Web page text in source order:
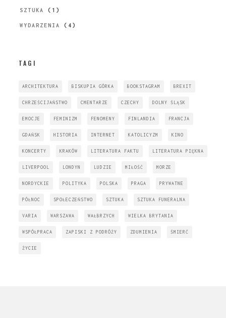
SZTUKA (1)
WYDARZENIA (4)
TAGI
ARCHITEKTURA BISKUPIA GÓRKA BOOKSTAGRAM BREXIT
CHRZEŚCIJAŃSTWO CMENTARZE CZECHY DOLNY ŚLĄSK
EMOCJE FEMINIZM FENOMENY FINLANDIA FRANCJA
GDAŃSK HISTORIA INTERNET KATOLICYZM KINO
KONCERTY KRAKÓW LITERATURA FAKTU LITERATURA PIĘKNA
LIVERPOOL LONDYN LUDZIE MIŁOŚĆ MORZE
NORDYCKIE POLITYKA POLSKA PRAGA PRYWATNE
PÓŁNOC SPOŁECZEŃSTWO SZTUKA SZTUKA FUNERALNA
VARIA WARSZAWA WAŁBRZYCH WIELKA BRYTANIA
WSPÓŁPRACA ZAPISKI Z PODRÓŻY ZDUMIENIA ŚMIERĆ
ŻYCIE